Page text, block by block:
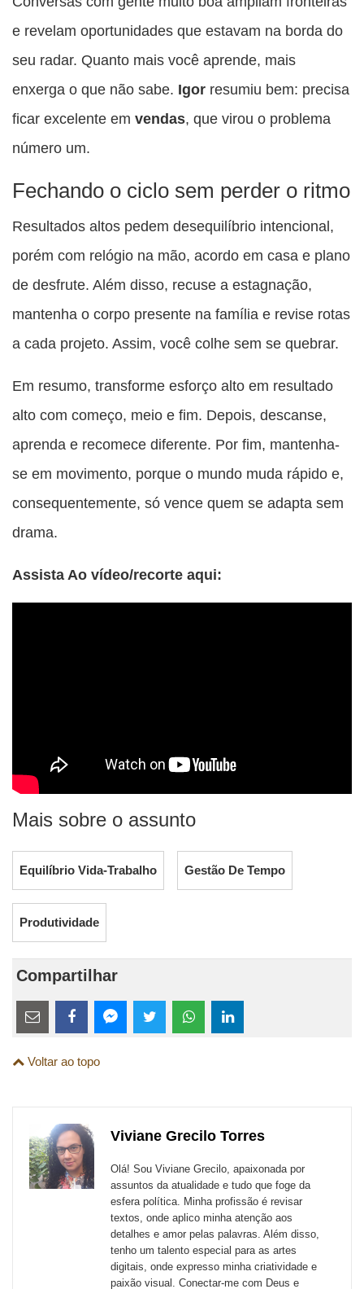
e revelam oportunidades que estavam na borda do
seu radar. Quanto mais você aprende, mais
enxerga o que não sabe. Igor resumiu bem: precisa
ficar excelente em vendas, que virou o problema
número um.
Fechando o ciclo sem perder o ritmo
Resultados altos pedem desequilíbrio intencional,
porém com relógio na mão, acordo em casa e plano
de desfrute. Além disso, recuse a estagnação,
mantenha o corpo presente na família e revise rotas
a cada projeto. Assim, você colhe sem se quebrar.
Em resumo, transforme esforço alto em resultado
alto com começo, meio e fim. Depois, descanse,
aprenda e recomece diferente. Por fim, mantenha-
se em movimento, porque o mundo muda rápido e,
consequentemente, só vence quem se adapta sem
drama.
Assista Ao vídeo/recorte aqui:
Mais sobre o assunto
Equilíbrio Vida-Trabalho Gestão De Tempo
Produtividade
Compartilhar
Estes
links
são
sites
externos
esta
Email
esta
FacebookMessenger
TwitterWhatsApp
LinkedIn
Voltar ao topo
Viviane Grecilo Torres
Olá! Sou Viviane Grecilo, apaixonada por
assuntos da atualidade e tudo que foge da
esfera política. Minha profissão é revisar
textos, onde aplico minha atenção aos
detalhes e amor pelas palavras. Além disso,
tenho um talento especial para as artes
digitais, onde expresso minha criatividade e
paixão visual. Conectar-me com Deus e